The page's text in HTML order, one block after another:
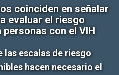
coinciden en señalar
evaluar el riesgo
con el VIH
las escalas de riesgo
hacen necesario el